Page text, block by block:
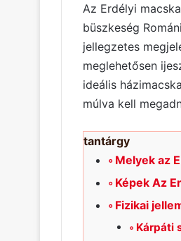
Az Erdélyi
büszkeség
jellegzetes
meglehetősen
ideális
múlva kell
tantárgy
Melyek az
Képek Az
Fizikai
Kárpáti